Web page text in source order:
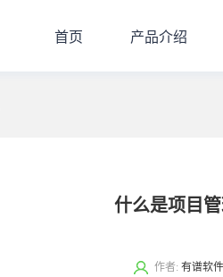
首页 产品介绍
什么是项目
作者: 有谱软件